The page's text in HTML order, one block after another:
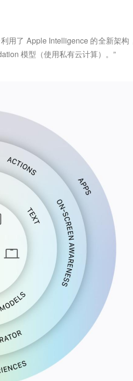
用了 Apple Intelligence 的全新架构
模型（使用私有云计算）。”